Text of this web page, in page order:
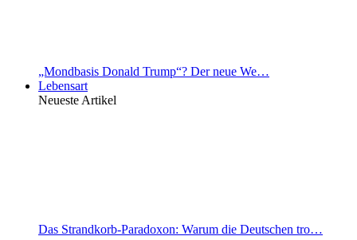
„Mondbasis Donald Trump“? Der neue We…
Lebensart
Neueste Artikel
Das Strandkorb-Paradoxon: Warum die Deutschen tro…